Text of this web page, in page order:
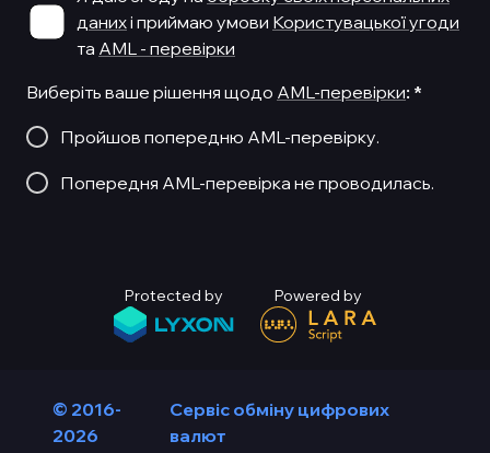
данихі приймаю умови Користувацької угоди
та AML - перевірки
Виберіть ваше рішення щодо AML-перевірки: *
Пройшов попередню AML-перевірку.
Попередня AML-перевірка не проводилась.
Protected by Powered by
© 2016-
2026
Сервіс обміну цифрових
валют